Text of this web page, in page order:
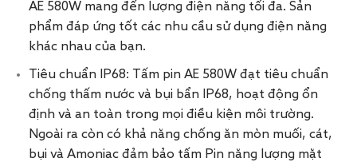
AE 580W mang đến lượng điện năng tối đa. Sản
phẩm đáp ứng tốt các nhu cầu sử dụng điện năng
khác nhau của bạn.
Tiêu chuẩn IP68: Tấm pin AE 580W đạt tiêu chuẩn
chống thấm nước và bụi bẩn IP68, hoạt động ổn
định và an toàn trong mọi điều kiện môi trường.
Ngoài ra còn có khả năng chống ăn mòn muối, cát,
bụi và Amoniac đảm bảo tấm Pin năng lượng mặt